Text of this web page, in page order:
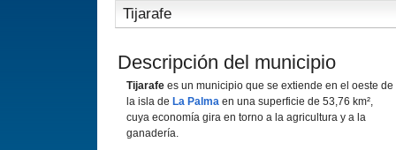
Tijarafe
Descripción del municipio
Tijarafe es un municipio que se extiende en el oeste de
la isla de La Palma en una superficie de 53,76 km²,
cuya economía gira en torno a la agricultura y a la
ganadería.